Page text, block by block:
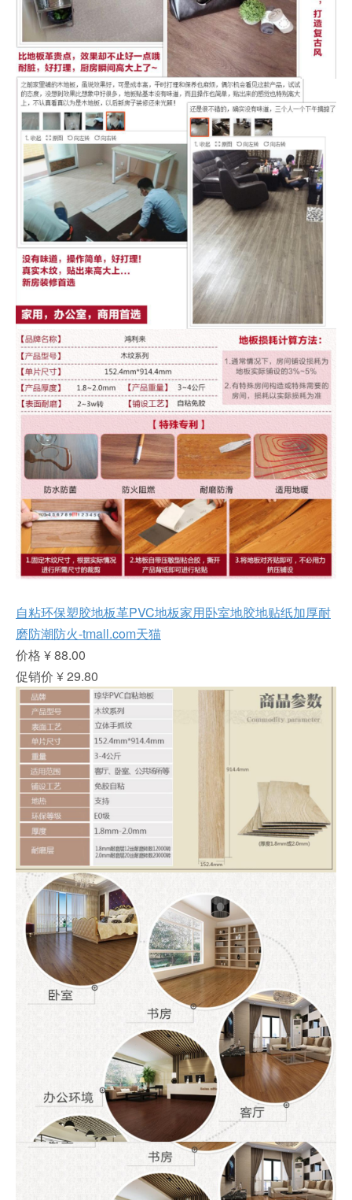
自粘环保塑胶地板革PVC地板家用卧室地胶地贴纸加厚耐
磨防潮防火-tmall.com天猫
价格 ¥ 88.00
促销价 ¥ 29.80